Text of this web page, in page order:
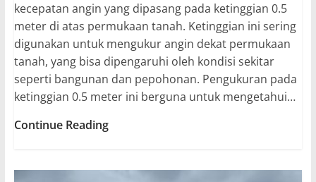
kecepatan angin yang dipasang pada ketinggian 0.5
meter di atas permukaan tanah. Ketinggian ini sering
digunakan untuk mengukur angin dekat permukaan
tanah, yang bisa dipengaruhi oleh kondisi sekitar
seperti bangunan dan pepohonan. Pengukuran pada
ketinggian 0.5 meter ini berguna untuk mengetahui…
Continue ReadingAnemometer